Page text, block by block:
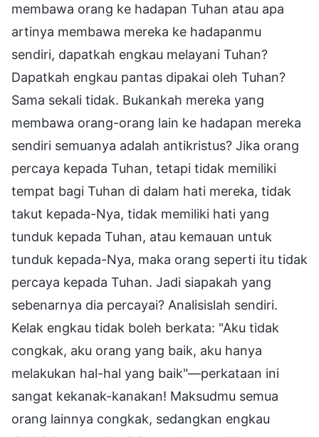
membawa orang ke hadapan Tuhan atau apa
artinya membawa mereka ke hadapanmu
sendiri, dapatkah engkau melayani Tuhan?
Dapatkah engkau pantas dipakai oleh Tuhan?
Sama sekali tidak. Bukankah mereka yang
membawa orang-orang lain ke hadapan mereka
sendiri semuanya adalah antikristus? Jika orang
percaya kepada Tuhan, tetapi tidak memiliki
tempat bagi Tuhan di dalam hati mereka, tidak
takut kepada-Nya, tidak memiliki hati yang
tunduk kepada Tuhan, atau kemauan untuk
tunduk kepada-Nya, maka orang seperti itu tidak
percaya kepada Tuhan. Jadi siapakah yang
sebenarnya dia percayai? Analisislah sendiri.
Kelak engkau tidak boleh berkata: "Aku tidak
congkak, aku orang yang baik, aku hanya
melakukan hal-hal yang baik"—perkataan ini
sangat kekanak-kanakan! Maksudmu semua
orang lainnya congkak, sedangkan engkau